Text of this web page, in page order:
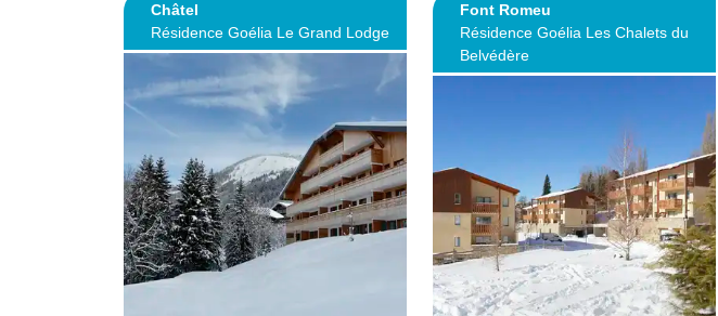
Châtel
Résidence Goélia Le Grand Lodge
Font Romeu
Résidence Goélia Les Chalets du
Belvédère